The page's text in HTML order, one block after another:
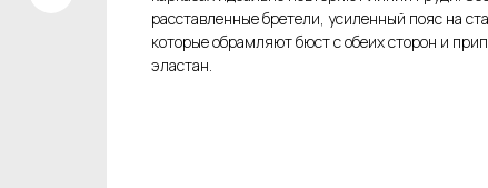
расставленные бретели, усиленный пояс на
которые обрамляют бюст с обеих сторон и
эластан.